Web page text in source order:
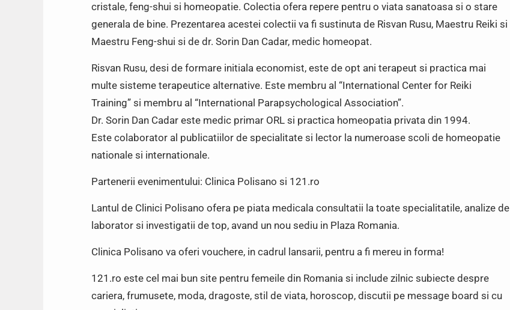
cristale, feng-shui si homeopatie. Colectia ofera repere pentru o viata sanatoasa si o stare
generala de bine. Prezentarea acestei colectii va fi sustinuta de Risvan Rusu, Maestru Reiki si
Maestru Feng-shui si de dr. Sorin Dan Cadar, medic homeopat.
Risvan Rusu, desi de formare initiala economist, este de opt ani terapeut si practica mai
multe sisteme terapeutice alternative. Este membru al “International Center for Reiki
Training” si membru al “International Parapsychological Association”.
Dr. Sorin Dan Cadar este medic primar ORL si practica homeopatia privata din 1994.
Este colaborator al publicatiilor de specialitate si lector la numeroase scoli de homeopatie
nationale si internationale.
Partenerii evenimentului: Clinica Polisano si 121.ro
Lantul de Clinici Polisano ofera pe piata medicala consultatii la toate specialitatile, analize de
laborator si investigatii de top, avand un nou sediu in Plaza Romania.
Clinica Polisano va oferi vouchere, in cadrul lansarii, pentru a fi mereu in forma!
121.ro este cel mai bun site pentru femeile din Romania si include zilnic subiecte despre
cariera, frumusete, moda, dragoste, stil de viata, horoscop, discutii pe message board si cu